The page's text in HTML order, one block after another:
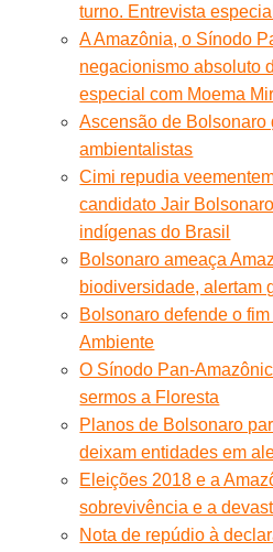
turno. Entrevista
A Amazônia, o Sínodo
negacionismo absoluto
especial com Moema
Ascensão de Bolsonaro
ambientalistas
Cimi repudia
candidato Jair
indígenas do Brasil
Bolsonaro ameaça
biodiversidade, alertam
Bolsonaro defende o
Ambiente
O Sínodo Pan-
sermos a Floresta
Planos de Bolsonaro
deixam entidades em
Eleições 2018 e a
sobrevivência e a
Nota de repúdio à